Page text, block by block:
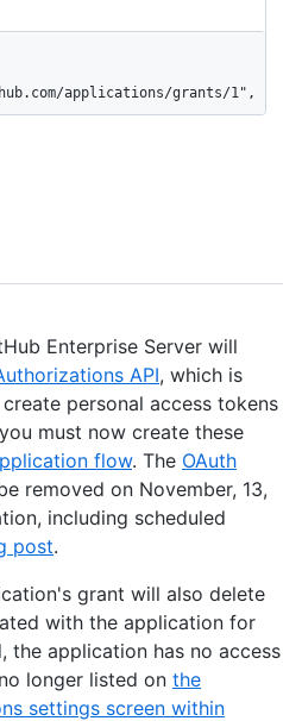
applications/grants/1",
Enterprise Server will
API, which is
personal access tokens
must now create these
flow. The OAuth
removed on November, 13,
including scheduled
post.
grant will also delete
with the application for
the application has no access
longer listed on the
settings screen within